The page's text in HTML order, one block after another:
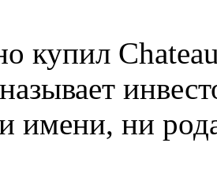
купил
имени, ни